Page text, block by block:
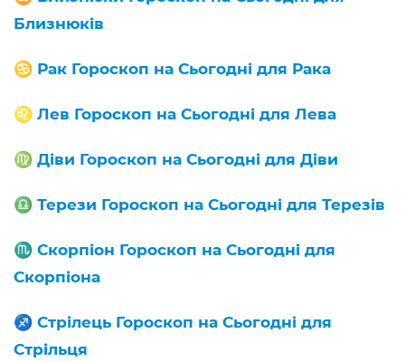
Близнюків
♋️ Рак Гороскоп на Сьогодні для Рака
♌️ Лев Гороскоп на Сьогодні для Лева
♍️ Діви Гороскоп на Сьогодні для Діви
♎️ Терези Гороскоп на Сьогодні для Терезів
♏️ Скорпіон Гороскоп на Сьогодні для
Скорпіона
♐️ Стрілець Гороскоп на Сьогодні для
Стрільця